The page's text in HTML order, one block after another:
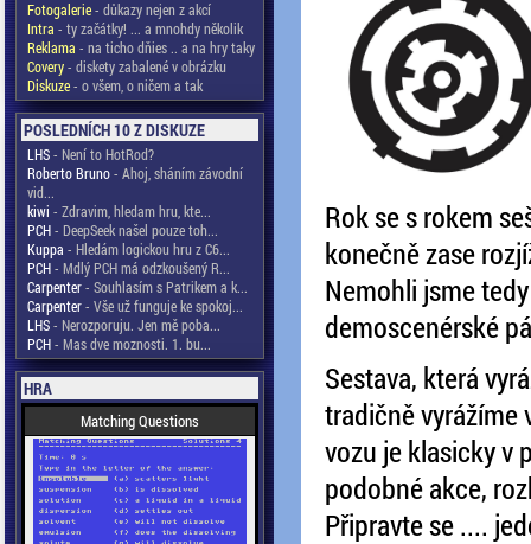
Fotogalerie- důkazy nejen z akcí
Intra - ty začátky! ... a mnohdy několik
Reklama - na ticho dňies .. a na hry taky
Covery- diskety zabalené v obrázku
Diskuze- o všem, o ničem a tak
POSLEDNÍCH 10 Z DISKUZE
LHS- Není to HotRod?
Roberto Bruno- Ahoj, sháním závodní
vid...
kiwi - Zdravim, hledam hru, kte...
PCH- DeepSeek našel pouze toh...
Kuppa - Hledám logickou hru z C6...
PCH- Mdlý PCH má odzkoušený R...
Carpenter- Souhlasím s Patrikem a k...
Carpenter- Vše už funguje ke spokoj...
LHS- Nerozporuju. Jen mě poba...
PCH- Mas dve moznosti. 1. bu...
HRA
Matching Questions
Rok se s rokem
konečně zase
Nemohli jsme
demoscenérské
Sestava, která
tradičně vyrážíme
vozu je klasicky v
podobné akce,
Připravte se ....